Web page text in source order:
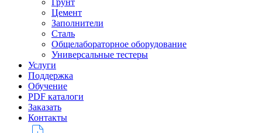
Грунт
Цемент
Заполнители
Сталь
Общелабораторное оборудование
Универсальные тестеры
Услуги
Поддержка
Обучение
PDF каталоги
Заказать
Контакты